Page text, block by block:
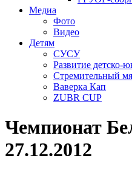
Медиа
Фото
Видео
Детям
СУСУ
Развитие детско-
Стремительный
Ваверка Кап
ZUBR CUP
Чемпионат
27.12.2012